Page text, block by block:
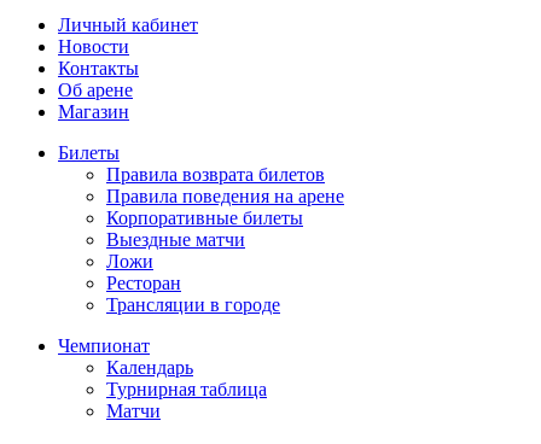
Личный кабинет
Новости
Контакты
Об арене
Магазин
Билеты
Правила возврата билетов
Правила поведения на арене
Корпоративные билеты
Выездные матчи
Ложи
Ресторан
Трансляции в городе
Чемпионат
Календарь
Турнирная таблица
Матчи